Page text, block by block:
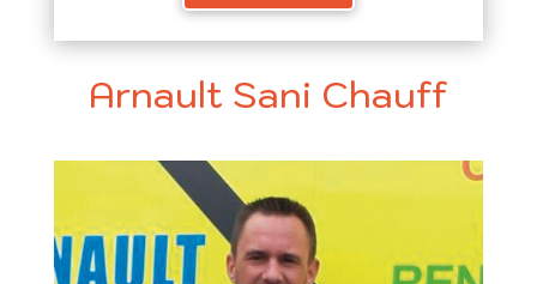
Arnault Sani Chauff